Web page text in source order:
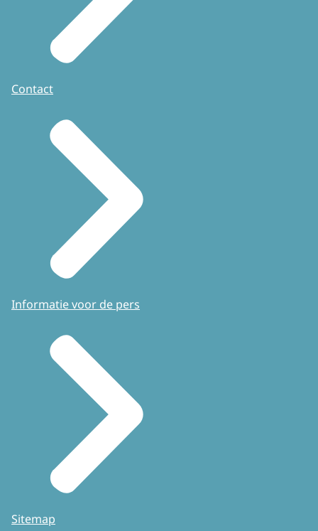
Contact
Informatie voor de pers
Sitemap